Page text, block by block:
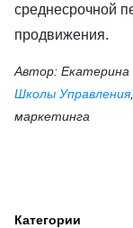
Категории
среднесрочной
продвижения.
Автор:
Школы Управления
маркетинга